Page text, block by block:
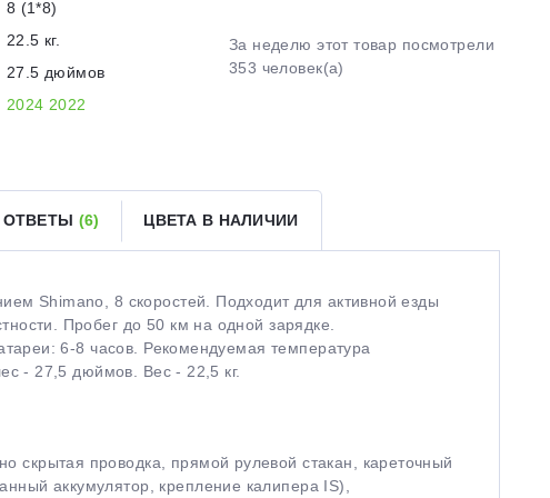
8 (1*8)
22.5 кг.
27.5 дюймов
2024 2022
За неделю этот товар посмотрели
353 человек(а)
(6) ЦВЕТА В НАЛИЧИИ
Shimano, 8 скоростей. Подходит для активной езды
Пробег до 50 км на одной зарядке.
6-8 часов. Рекомендуемая температура
- 27,5 дюймов. Вес - 22,5 кг.
скрытая проводка, прямой рулевой стакан, кареточный
аккумулятор, крепление калипера IS),